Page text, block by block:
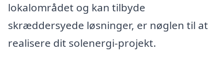
lokalområdet og kan tilbyde
skræddersyede løsninger, er nøglen til at
realisere dit solenergi-projekt.